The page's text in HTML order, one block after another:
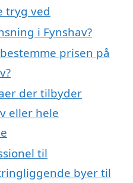
tryg ved
i Fynshav?
prisen på
der tilbyder
eller hele
til
byer til